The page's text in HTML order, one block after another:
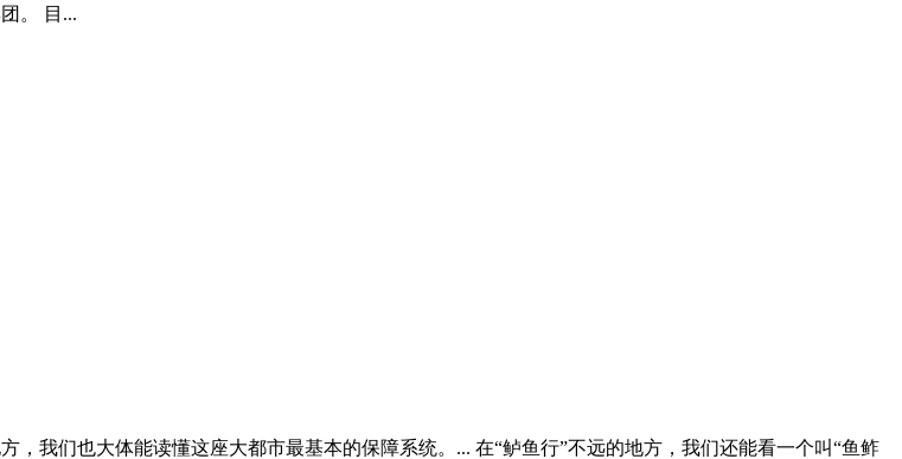
。 目...
我们也大体能读懂这座大都市最基本的保障系统。... 在“鲈鱼行”不远的地方，我们还能看一个叫“鱼鲊